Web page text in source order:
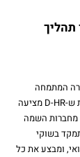
תהליך
המתמחה
בהשמה למשרות בכירים, כדאי לדעת ש-D-HR מציעה
מחברות השמה
בשוקי
ומבצע את כל